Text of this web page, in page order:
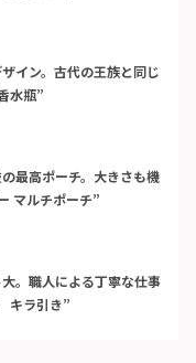
イン。古代の王族と同じ
水瓶”
最高ポーチ。大きさも機
マルチポーチ”
。職人による丁寧な仕事
ラ引き”